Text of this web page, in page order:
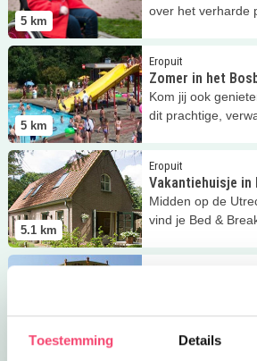
Toestemming Details
5 km
over het verharde
5 km
Eropuit
Zomer in het
Kom jij ook
dit prachtige,
Lees meer Zomer in het Bosbad
5.1 km
Eropuit
Vakantiehuisje in
Midden op de
vind je Bed &
Lees meer Vakantiehuisje in Doorn
5.5
het bos van Zeist /
Lees meer Pyramide van Austerlitz